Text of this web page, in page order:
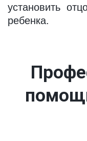
установить
ребенка.